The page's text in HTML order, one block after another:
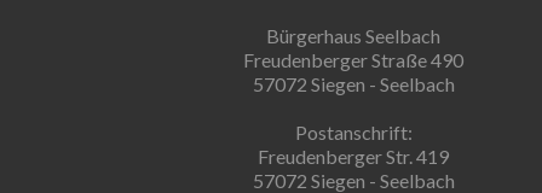
Bürgerhaus Seelbach
Freudenberger Straße 490
57072 Siegen - Seelbach
Postanschrift:
Freudenberger Str. 419
57072 Siegen - Seelbach